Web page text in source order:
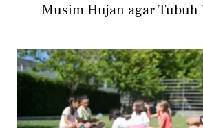
Musim Hujan agar Tubuh